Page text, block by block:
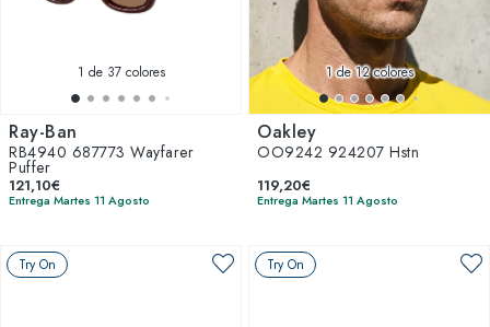
1 de 37 colores
Ray-Ban
RB4940 687773 Wayfarer
Puffer
121,10€
Entrega Martes 11 Agosto
1de 12 colores
Oakley
OO9242 924207 Hstn
119,20€
Entrega Martes 11 Agosto
Try On Try On